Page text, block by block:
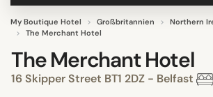
My Boutique Hotel Großbritannien Northern
The Merchant Hotel
The Merchant Hotel
16 Skipper Street BT1 2DZ - Belfast